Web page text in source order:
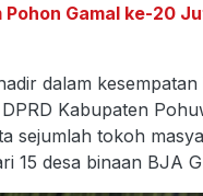
Pohon Gamal ke-20
dalam
Kabupaten
sejumlah tokoh
15 desa binaan BJA